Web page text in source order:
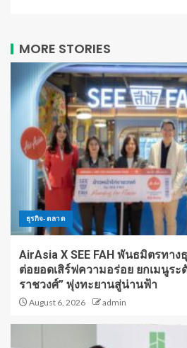
MORE STORIES
ธุรกิจ-ตลาด
AirAsia X SEE FAH พันธมิตรทาง
ต่อยอดเสิร์ฟความอร่อย ยกเมนูร
ราชวงศ์” พุ่งทะยานสู่น่านฟ้า
August 6, 2026 admin